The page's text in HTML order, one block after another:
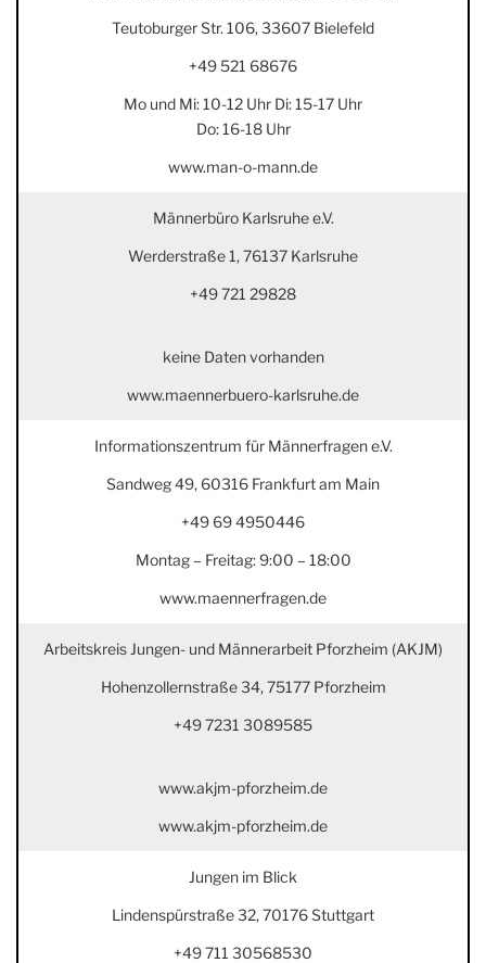
Teutoburger Str. 106, 33607 Bielefeld
+49 521 68676
Mo und Mi: 10-12 Uhr Di: 15-17 Uhr
Do: 16-18 Uhr
www.man-o-mann.de
Männerbüro Karlsruhe e.V.
Werderstraße 1, 76137 Karlsruhe
+49 721 29828
keine Daten vorhanden
www.maennerbuero-karlsruhe.de
Informationszentrum für Männerfragen e.V.
Sandweg 49, 60316 Frankfurt am Main
+49 69 4950446
Montag – Freitag: 9:00 – 18:00
www.maennerfragen.de
Arbeitskreis Jungen- und Männerarbeit Pforzheim (AKJM)
Hohenzollernstraße 34, 75177 Pforzheim
+49 7231 3089585
www.akjm-pforzheim.de
www.akjm-pforzheim.de
Jungen im Blick
Lindenspürstraße 32, 70176 Stuttgart
+49 711 30568530